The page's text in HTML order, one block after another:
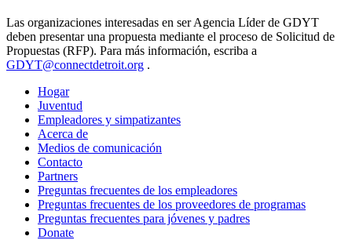
Las organizaciones interesadas en ser Agencia Líder de GDYT
deben presentar una propuesta mediante el proceso de Solicitud de
Propuestas (RFP). Para más información, escriba a
GDYT@connectdetroit.org .
Hogar
Juventud
Empleadores y simpatizantes
Acerca de
Medios de comunicación
Contacto
Partners
Preguntas frecuentes de los empleadores
Preguntas frecuentes de los proveedores de programas
Preguntas frecuentes para jóvenes y padres
Donate